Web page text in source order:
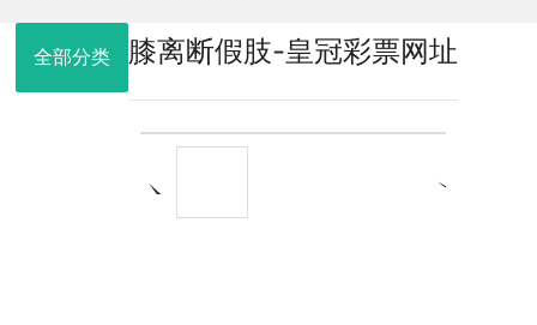
脑版网址
全部分类 膝离断假肢-皇冠彩票网址